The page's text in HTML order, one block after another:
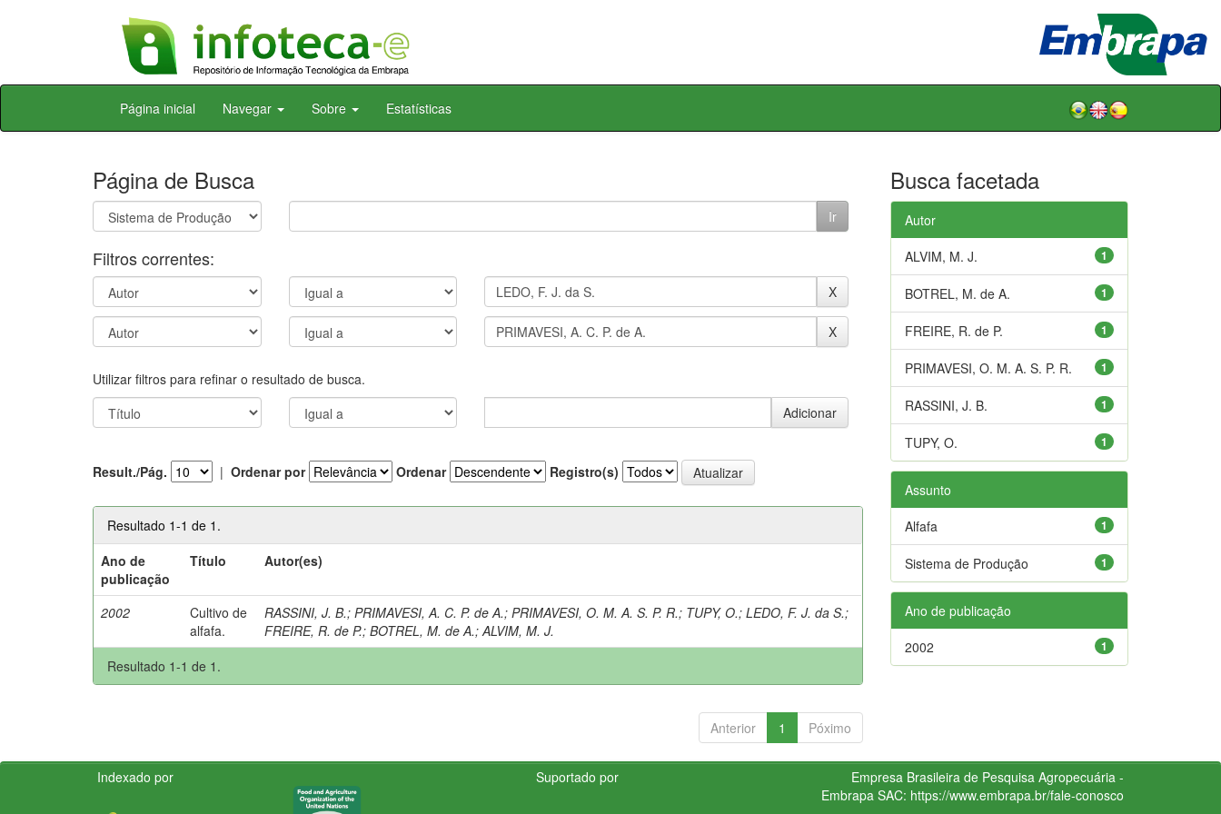
Skip
Página inicial Navegar Sobre Estatísticas
Página de Busca
Filtros correntes:
Utilizar filtros para refinar o resultado de busca.
Result./Pág. | Ordenar por Ordenar Registro(s)
Resultado 1-1 de 1.
Ano de
publicação
Título Autor(es)
2002
Cultivo de
alfafa.
RASSINI, J. B.;PRIMAVESI, A. C. P. de A.;PRIMAVESI, O. M. A. S. P. R.; TUPY, O.;LEDO, F. J. da S.;
FREIRE, R. de P.;BOTREL, M. de A.;ALVIM, M. J.
Resultado 1-1 de 1.
Anterior 1 Póximo
Busca facetada
Autor
1
ALVIM, M. J.
1
BOTREL, M. de A.
1
FREIRE, R. de P.
1
PRIMAVESI, O. M. A. S. P. R.
1
RASSINI, J. B.
1
TUPY, O.
Assunto
1
Alfafa
1
Sistema de Produção
Ano de publicação
1
2002
Indexado por Suportado por
Empresa Brasileira de Pesquisa Agropecuária -
Embrapa SAC: https://www.embrapa.br/fale-conosco